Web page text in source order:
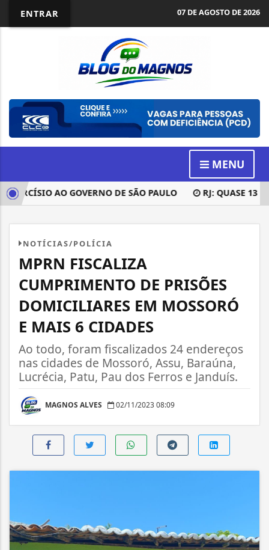
ENTRAR 07 DE AGOSTO DE 2026
MENU
AO GOVERNO DE SÃO PAULO RJ: QUASE 13
NOTÍCIAS/POLÍCIA
MPRN FISCALIZA
CUMPRIMENTO DE PRISÕES
DOMICILIARES EM MOSSORÓ
E MAIS 6 CIDADES
Ao todo, foram fiscalizados 24 endereços
nas cidades de Mossoró, Assu, Baraúna,
Lucrécia, Patu, Pau dos Ferros e Janduís.
MAGNOS ALVES 02/11/2023 08:09